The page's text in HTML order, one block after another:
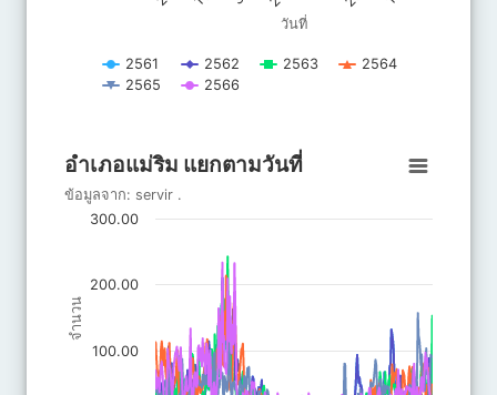
วันที่
2561 2562 2563
2564
2565
2566
อำเภอแม่ริม แยกตามวันที่
Line chart with 6 lines.
ข้อมูลจาก: servir .
The chart has 1 Y axis displaying จำนวน. Data ranges from
จำนวน
อำเภอแม่ริม แยกตามวันที่
ข้อมูลจาก: servir .
100.00
200.00
300.00